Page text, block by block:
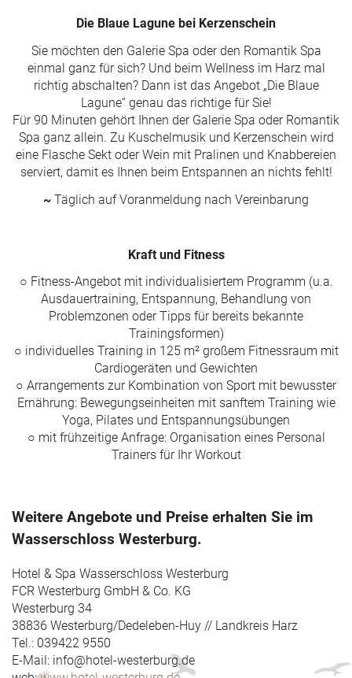
Die Blaue Lagune bei Kerzenschein
Sie möchten den Galerie Spa oder den Romantik Spa
einmal ganz für sich? Und beim Wellness im Harz mal
richtig abschalten? Dann ist das Angebot „Die Blaue
Lagune“ genau das richtige für Sie!
Für 90 Minuten gehört Ihnen der Galerie Spa oder Romantik
Spa ganz allein. Zu Kuschelmusik und Kerzenschein wird
eine Flasche Sekt oder Wein mit Pralinen und Knabbereien
serviert, damit es Ihnen beim Entspannen an nichts fehlt!
~ Täglich auf Voranmeldung nach Vereinbarung
Kraft und Fitness
○ Fitness-Angebotmit individualisiertem Programm (u.a.
Ausdauertraining, Entspannung, Behandlung von
Problemzonen oder Tipps für bereits bekannte
Trainingsformen)
○ individuelles Training in 125 m² großem Fitnessraum mit
Cardiogeräten und Gewichten
○ Arrangements zur Kombination von Sport mit bewusster
Ernährung: Bewegungseinheiten mit sanftem Training wie
Yoga, Pilates und Entspannungsübungen
○ mit frühzeitige Anfrage: Organisation eines Personal
Trainers für Ihr Workout
Weitere Angebote und Preise erhalten Sie im
Wasserschloss Westerburg.
Hotel & Spa Wasserschloss Westerburg
FCR Westerburg GmbH & Co. KG
Westerburg 34
38836 Westerburg/Dedeleben-Huy // Landkreis Harz
Tel.: 039422 9550
E-Mail: info@hotel-westerburg.de